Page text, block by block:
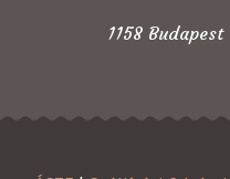
1158